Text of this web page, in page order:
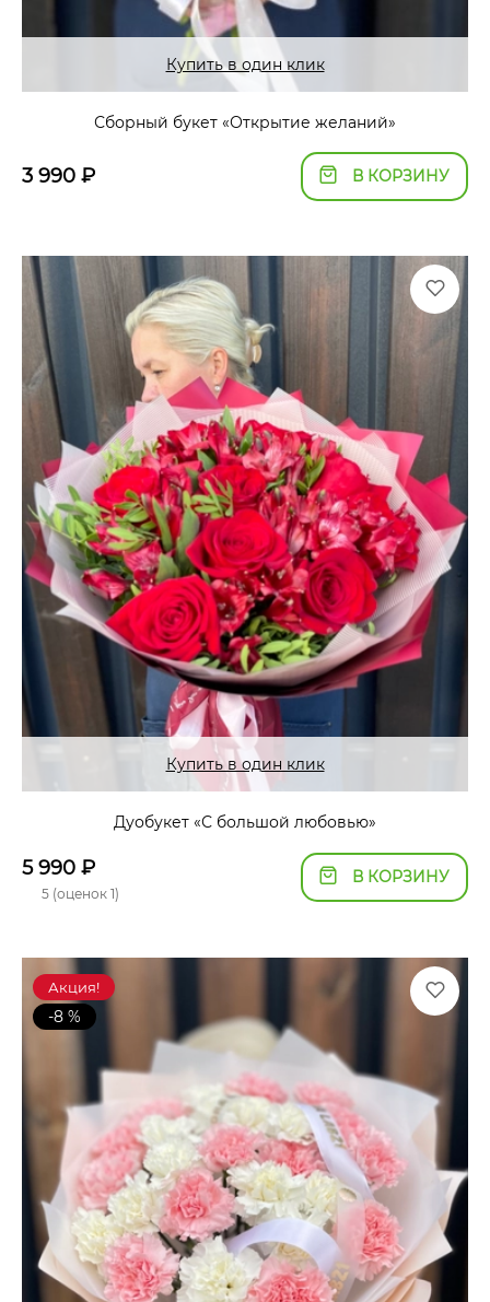
Купить в один клик
Сборный букет «Открытие желаний»
3 990 ₽ В КОРЗИНУ
Купить в один клик
Дуобукет «С большой любовью»
5 990 ₽
5 (оценок 1)
В КОРЗИНУ
Акция!
-8 %